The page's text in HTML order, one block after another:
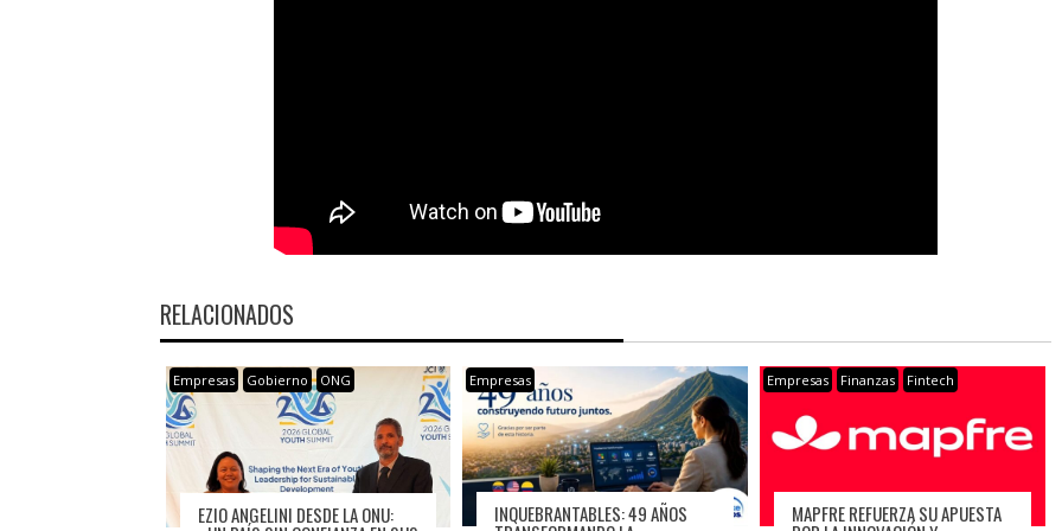
RELACIONADOS
Empresas Gobierno ONG
EZIO ANGELINI DESDE LA ONU:
Empresas
INQUEBRANTABLES: 49 AÑOS
Empresas Finanzas Fintech
MAPFRE REFUERZA SU APUESTA